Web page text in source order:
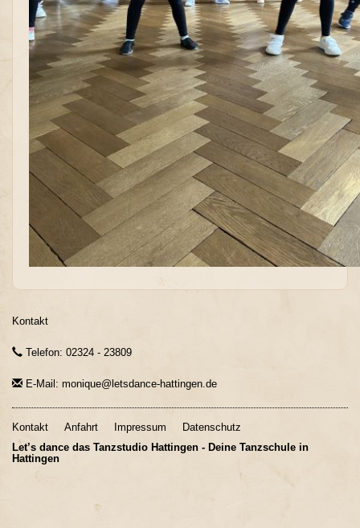
Kontakt
Telefon: 02324 - 23809
E-Mail: monique@letsdance-hattingen.de
Kontakt Anfahrt Impressum
Datenschutz
Let’s dance das Tanzstudio Hattingen - Deine Tanzschule in
Hattingen